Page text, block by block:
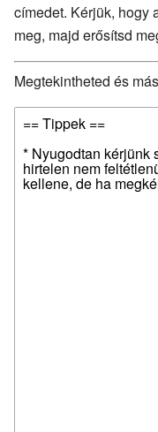
címedet. Kérjük, hogy
meg, majd erősítsd
Megtekintheted és